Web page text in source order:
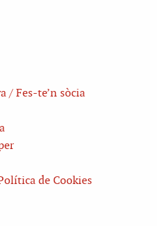
/ Fes-te’n sòcia
de Cookies